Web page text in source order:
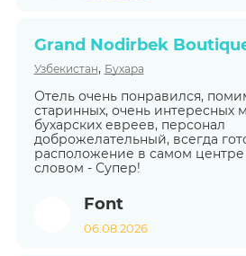
Grand Nodirbek
Узбекистан, Бухара
Отель очень понравился,
старинных, очень интересных
бухарских евреев, персонал
доброжелательный, всегда
расположение в самом
словом - Супер!
Font
06.08.2026